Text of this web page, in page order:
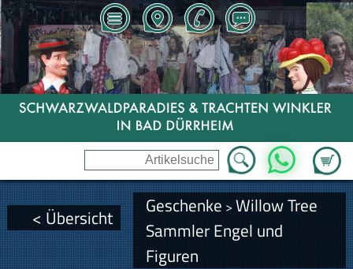
Zum
WhatsApp
< Übersicht Geschenke > Willow Tree
Sammler Engel und
Figuren